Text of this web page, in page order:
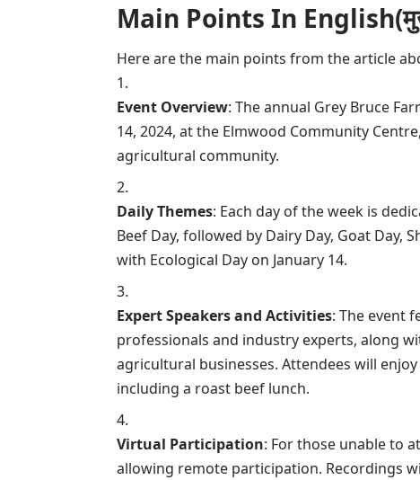
Main Points In
Here are the main points from the article
Event Overview: The annual Grey Bruce
14, 2024, at the Elmwood Community
agricultural community.
Daily Themes: Each day of the week is
Beef Day, followed by Dairy Day, Goat Day,
with Ecological Day on January 14.
Expert Speakers and Activities: The event
professionals and industry experts, along
agricultural businesses. Attendees will
including a roast beef lunch.
Virtual Participation: For those unable to
allowing remote participation. Recordings